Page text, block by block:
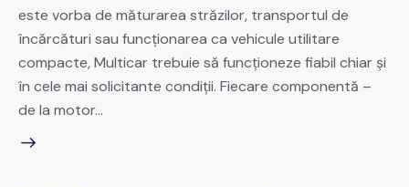
este vorba de măturarea străzilor, transportul de
încărcături sau funcționarea ca vehicule utilitare
compacte, Multicar trebuie să funcționeze fiabil chiar și
în cele mai solicitante condiții. Fiecare componentă –
de la motor…